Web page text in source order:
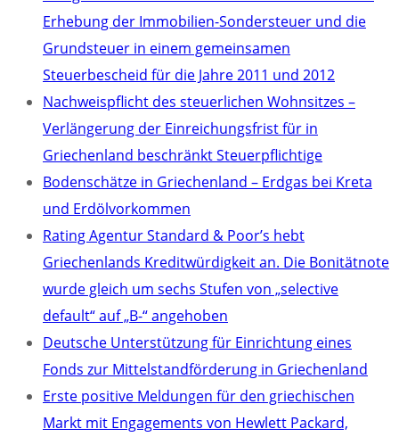
Erhebung der Immobilien-Sondersteuer und die
Grundsteuer in einem gemeinsamen
Steuerbescheid für die Jahre 2011 und 2012
Nachweispflicht des steuerlichen Wohnsitzes –
Verlängerung der Einreichungsfrist für in
Griechenland beschränkt Steuerpflichtige
Bodenschätze in Griechenland – Erdgas bei Kreta
und Erdölvorkommen
Rating Agentur Standard & Poor’s hebt
Griechenlands Kreditwürdigkeit an. Die Bonitätnote
wurde gleich um sechs Stufen von „selective
default“ auf „B-“ angehoben
Deutsche Unterstützung für Einrichtung eines
Fonds zur Mittelstandförderung in Griechenland
Erste positive Meldungen für den griechischen
Markt mit Engagements von Hewlett Packard,